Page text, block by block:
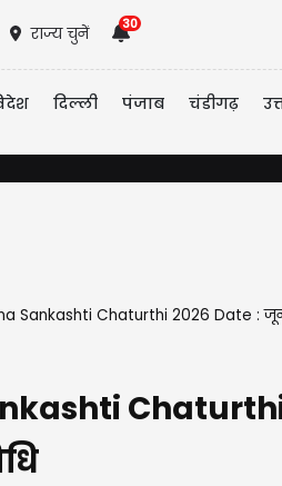
राज्य चुनें
30
दिल्ली पंजाब चंडीगढ़
Sankashti Chaturthi 2026 Date :